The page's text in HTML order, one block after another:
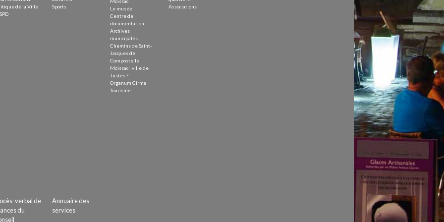
de la Ville
Sports
Le musée
Centre de
documentation
Archives
municipales
Chemins de Saint-
Jacques de
Compostelle
Moissac : ville de
Justes ?
Organum Cirma
Tourisme
Associations
verbal de
du
Annuaire des
services